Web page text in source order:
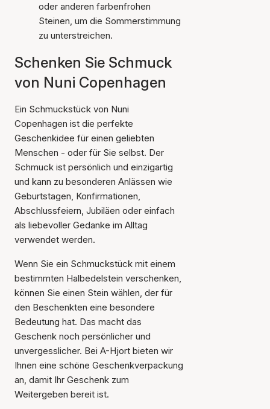
oder anderen farbenfrohen
Steinen, um die Sommerstimmung
zu unterstreichen.
Schenken Sie Schmuck
von Nuni Copenhagen
Ein Schmuckstück von Nuni
Copenhagen ist die perfekte
Geschenkidee für einen geliebten
Menschen - oder für Sie selbst. Der
Schmuck ist persönlich und einzigartig
und kann zu besonderen Anlässen wie
Geburtstagen, Konfirmationen,
Abschlussfeiern, Jubiläen oder einfach
als liebevoller Gedanke im Alltag
verwendet werden.
Wenn Sie ein Schmuckstück mit einem
bestimmten Halbedelstein verschenken,
können Sie einen Stein wählen, der für
den Beschenkten eine besondere
Bedeutung hat. Das macht das
Geschenk noch persönlicher und
unvergesslicher. Bei A-Hjort bieten wir
Ihnen eine schöne Geschenkverpackung
an, damit Ihr Geschenk zum
Weitergeben bereit ist.